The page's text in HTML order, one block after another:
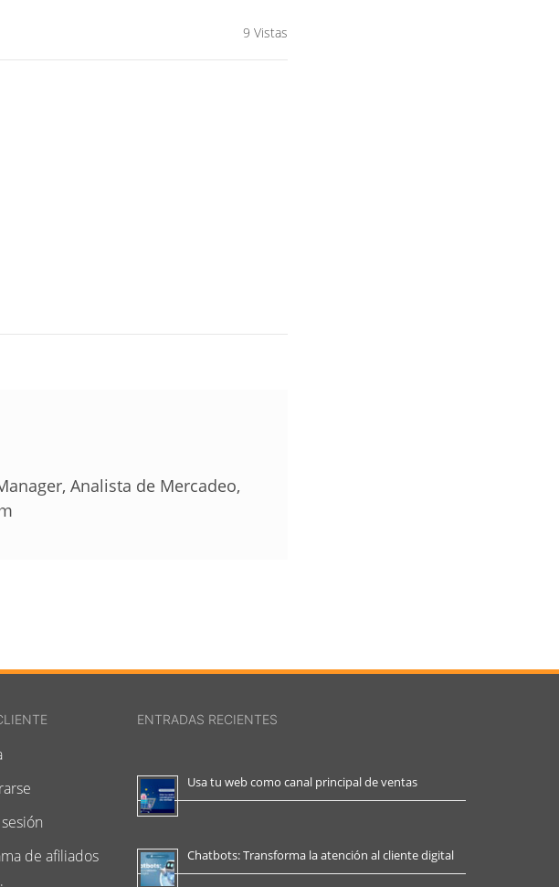
9 Vistas
Analista de Mercadeo,
de afiliados
ENTRADAS RECIENTES
Usa tu web como canal principal de ventas
Chatbots: Transforma la atención al cliente digital